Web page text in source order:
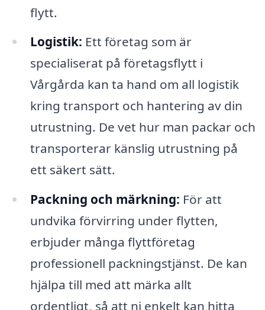
flytt.
Logistik: Ett företag som är
specialiserat på företagsflytt i
Vårgårda kan ta hand om all logistik
kring transport och hantering av din
utrustning. De vet hur man packar och
transporterar känslig utrustning på
ett säkert sätt.
Packning och märkning: För att
undvika förvirring under flytten,
erbjuder många flyttföretag
professionell packningstjänst. De kan
hjälpa till med att märka allt
ordentligt, så att ni enkelt kan hitta